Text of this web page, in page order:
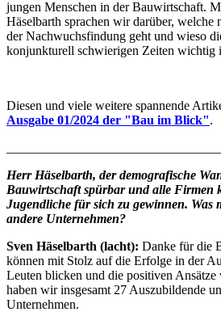
jungen Menschen in der Bauwirtschaft.
Häselbarth sprachen wir darüber, welche
der Nachwuchsfindung geht und wieso
konjunkturell schwierigen Zeiten wichtig
Diesen und viele weitere spannende
Ausgabe 01/2024 der "Bau im Blick".
Herr Häselbarth, der demografische
Bauwirtschaft spürbar und alle Firmen
Jugendliche für sich zu gewinnen. Was
andere Unternehmen?
Sven Häselbarth (lacht): Danke für die
können mit Stolz auf die Erfolge in der
Leuten blicken und die positiven
haben wir insgesamt 27 Auszubildende
Unternehmen.